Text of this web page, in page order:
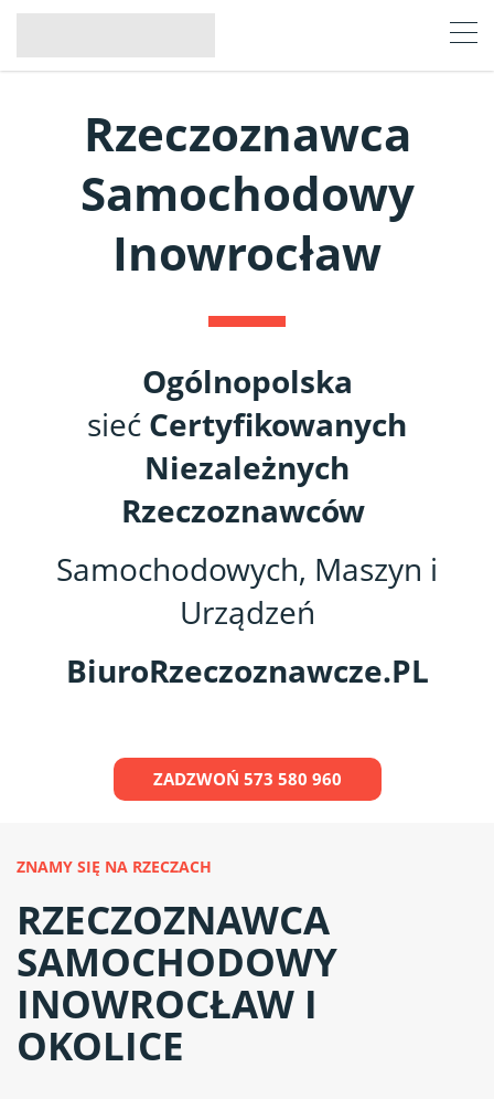
Rzeczoznawca
Samochodowy
Inowrocław
Ogólnopolska
sieć Certyfikowanych
Niezależnych
Rzeczoznawców
Samochodowych, Maszyn i
Urządzeń
BiuroRzeczoznawcze.PL
ZADZWOŃ 573 580 960
ZNAMY SIĘ NA RZECZACH
RZECZOZNAWCA
SAMOCHODOWY
INOWROCŁAW I
OKOLICE